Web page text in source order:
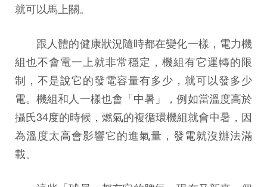
就可以馬上關。
跟人體的健康狀況隨時都在變化一樣，電力機
組也不會電一上就非常穩定，機組有它運轉的限
制，不是說它的發電容量有多少，就可以發多少
電。機組和人一樣也會「中暑」，例如當溫度高於
攝氏34度的時候，燃氣的複循環機組就會中暑，因
為溫度太高會影響它的進氣量，發電就沒辦法滿
載。